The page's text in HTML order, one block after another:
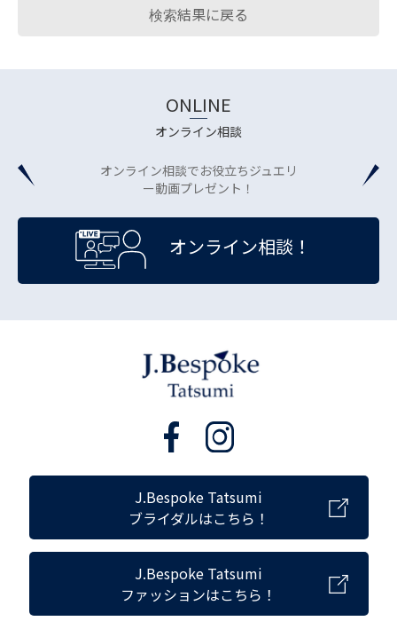
検索結果に戻る
ONLINE
オンライン相談
オンライン相談でお役立ちジュエリ
ー動画プレゼント！
オンライン相談！
J.Bespoke Tatsumi
ブライダルはこちら！
J.Bespoke Tatsumi
ファッションはこちら！